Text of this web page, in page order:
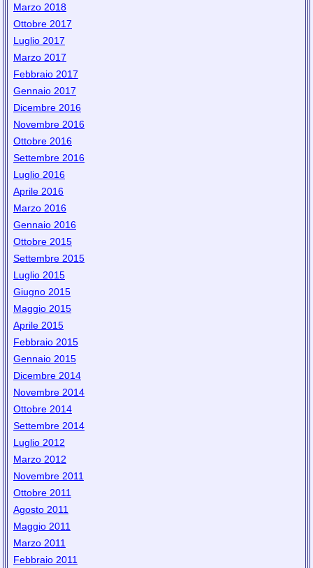
Marzo 2018
Ottobre 2017
Luglio 2017
Marzo 2017
Febbraio 2017
Gennaio 2017
Dicembre 2016
Novembre 2016
Ottobre 2016
Settembre 2016
Luglio 2016
Aprile 2016
Marzo 2016
Gennaio 2016
Ottobre 2015
Settembre 2015
Luglio 2015
Giugno 2015
Maggio 2015
Aprile 2015
Febbraio 2015
Gennaio 2015
Dicembre 2014
Novembre 2014
Ottobre 2014
Settembre 2014
Luglio 2012
Marzo 2012
Novembre 2011
Ottobre 2011
Agosto 2011
Maggio 2011
Marzo 2011
Febbraio 2011